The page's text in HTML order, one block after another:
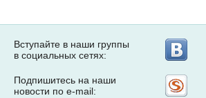
Вступайте в наши группы
в социальных сетях:
Подпишитесь на наши
новости по e-mail: